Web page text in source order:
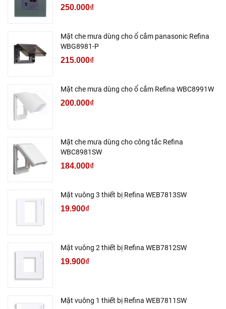
250.000₫
Mặt che mưa dùng cho ổ cắm panasonic Refina
WBG8981-P
215.000₫
Mặt che mưa dùng cho ổ cắm Refina WBC8991W
200.000₫
Mặt che mưa dùng cho công tắc Refina
WBC8981SW
184.000₫
Mặt vuông 3 thiết bị Refina WEB7813SW
19.900₫
Mặt vuông 2 thiết bị Refina WEB7812SW
19.900₫
Mặt vuông 1 thiết bị Refina WEB7811SW